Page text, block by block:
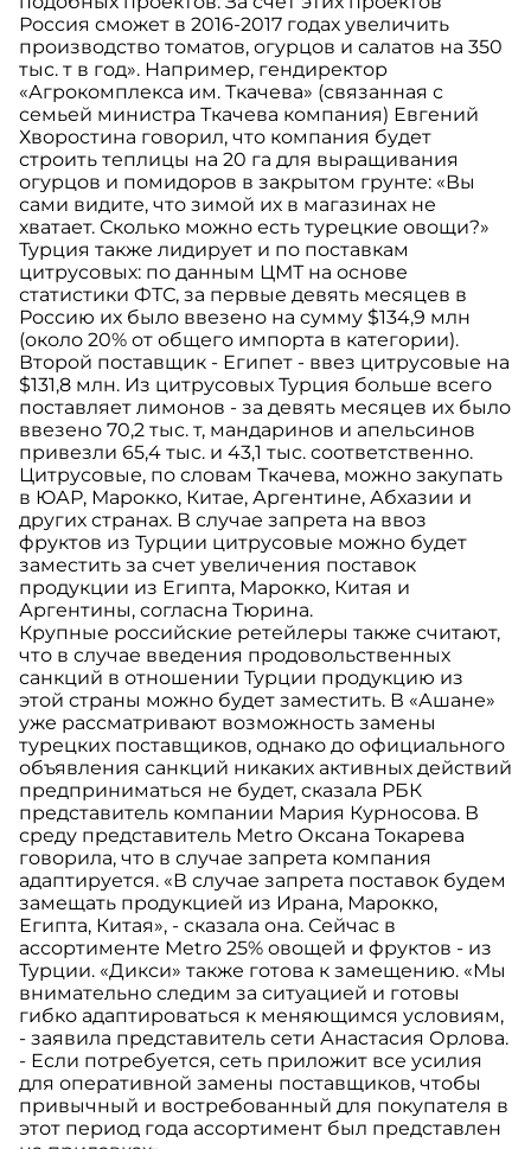
Россия сможет в 2016-2017 годах увеличить
производство томатов, огурцов и салатов на 350
тыс. т в год». Например, гендиректор
«Агрокомплекса им. Ткачева» (связанная с
семьей министра Ткачева компания) Евгений
Хворостина говорил, что компания будет
строить теплицы на 20 га для выращивания
огурцов и помидоров в закрытом грунте: «Вы
сами видите, что зимой их в магазинах не
хватает. Сколько можно есть турецкие овощи?»
Турция также лидирует и по поставкам
цитрусовых: по данным ЦМТ на основе
статистики ФТС, за первые девять месяцев в
Россию их было ввезено на сумму $134,9 млн
(около 20% от общего импорта в категории).
Второй поставщик - Египет - ввез цитрусовые на
$131,8 млн. Из цитрусовых Турция больше всего
поставляет лимонов - за девять месяцев их было
ввезено 70,2 тыс. т, мандаринов и апельсинов
привезли 65,4 тыс. и 43,1 тыс. соответственно.
Цитрусовые, по словам Ткачева, можно закупать
в ЮАР, Марокко, Китае, Аргентине, Абхазии и
других странах. В случае запрета на ввоз
фруктов из Турции цитрусовые можно будет
заместить за счет увеличения поставок
продукции из Египта, Марокко, Китая и
Аргентины, согласна Тюрина.
Крупные российские ретейлеры также считают,
что в случае введения продовольственных
санкций в отношении Турции продукцию из
этой страны можно будет заместить. В «Ашане»
уже рассматривают возможность замены
турецких поставщиков, однако до официального
объявления санкций никаких активных действий
предприниматься не будет, сказала РБК
представитель компании Мария Курносова. В
среду представитель Metro Оксана Токарева
говорила, что в случае запрета компания
адаптируется. «В случае запрета поставок будем
замещать продукцией из Ирана, Марокко,
Египта, Китая», - сказала она. Сейчас в
ассортименте Metro 25% овощей и фруктов - из
Турции. «Дикси» также готова к замещению. «Мы
внимательно следим за ситуацией и готовы
гибко адаптироваться к меняющимся условиям,
- заявила представитель сети Анастасия Орлова.
- Если потребуется, сеть приложит все усилия
для оперативной замены поставщиков, чтобы
привычный и востребованный для покупателя в
этот период года ассортимент был представлен